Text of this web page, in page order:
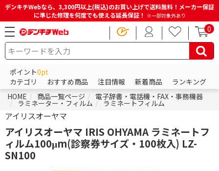
デンキチWebなら、3,300円以上(税込)のお買い上げで送料無料！メーカー保証
に準じた修理を何度でも使える延長保証！ ※一部対象外あり
0
ポイント0pt
カテゴリ
おすすめ商品 注目情報 新着商品
ランキング
HOME
商品一覧ページ 電子辞書・電話機・FAX・事務機器
ラミネーター・フィルム ラミネートフィルム
アイリスオーヤマ
アイリスオーヤマ IRIS OHYAMA ラミネートフ
ィルム100μm(診察券サイズ・100枚入) LZ-
SN100